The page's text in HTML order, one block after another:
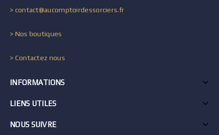
> contact@aucomptoirdessorciers.fr
> Nos boutiques
> Contactez nous
INFORMATIONS
LIENS UTILES
NOUS SUIVRE